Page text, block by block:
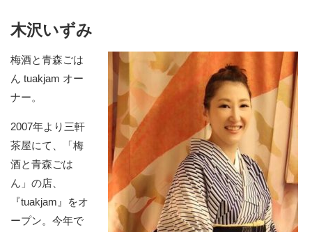
木沢いずみ
梅酒と青森ごは
ん tuakjam オー
ナー。
2007年より三軒
茶屋にて、「梅
酒と青森ごは
ん」の店、
『tuakjam』をオ
ープン。今年で